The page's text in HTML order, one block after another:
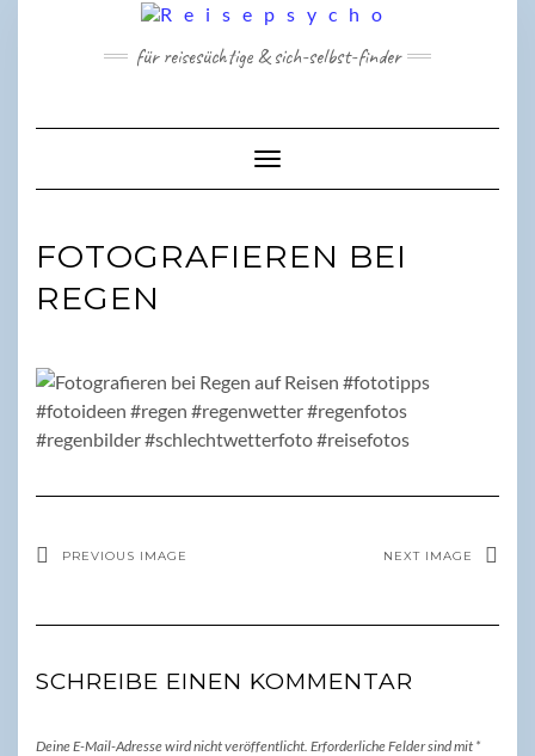
für reisesüchtige & sich-selbst-finder
Toggle Navigation
FOTOGRAFIEREN BEI
REGEN
PREVIOUS IMAGE NEXT IMAGE
SCHREIBE EINEN KOMMENTAR
Deine E-Mail-Adresse wird nicht veröffentlicht. Erforderliche Felder sind mit *